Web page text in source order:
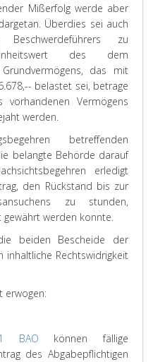
Mißerfolg werde aber
Überdies sei auch
zu
des dem
das mit
belastet sei, betrage
Vermögens
werden.
betreffenden
belangte Behörde darauf
erledigt
den Rückstand bis zur
zu stunden,
gewährt werden konnte.
beiden Bescheide der
Rechtswidrigkeit
erwogen:
BAO können fällige
des Abgabepflichtigen